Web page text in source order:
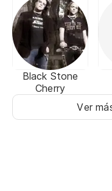
Black Stone
Cherry
Ver